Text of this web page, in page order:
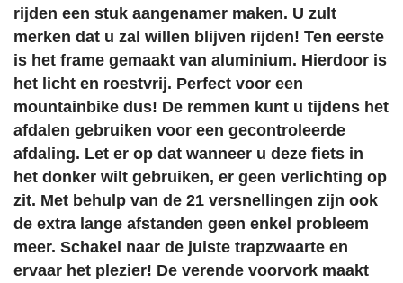
rijden een stuk aangenamer maken. U zult
merken dat u zal willen blijven rijden! Ten eerste
is het frame gemaakt van aluminium. Hierdoor is
het licht en roestvrij. Perfect voor een
mountainbike dus! De remmen kunt u tijdens het
afdalen gebruiken voor een gecontroleerde
afdaling. Let er op dat wanneer u deze fiets in
het donker wilt gebruiken, er geen verlichting op
zit. Met behulp van de 21 versnellingen zijn ook
de extra lange afstanden geen enkel probleem
meer. Schakel naar de juiste trapzwaarte en
ervaar het plezier! De verende voorvork maakt